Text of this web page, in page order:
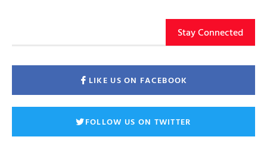
Stay Connected
LIKE US ON FACEBOOK
FOLLOW US ON TWITTER